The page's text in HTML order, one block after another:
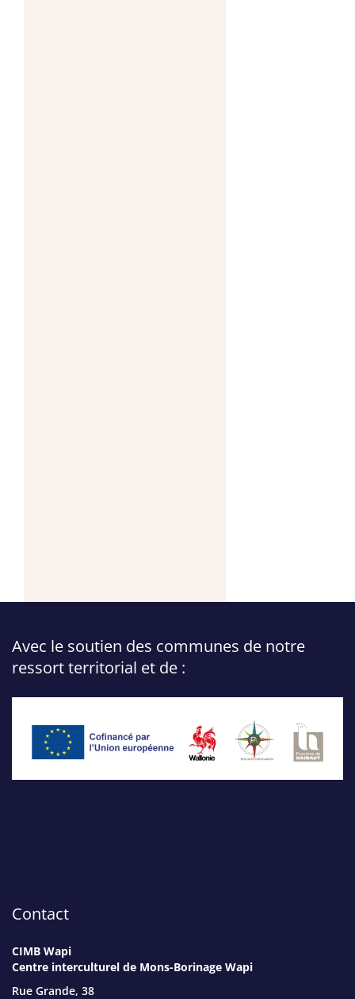
Avec le soutien des communes de notre
ressort territorial et de :
Contact
CIMB Wapi
Centre interculturel de Mons-Borinage Wapi
Rue Grande, 38